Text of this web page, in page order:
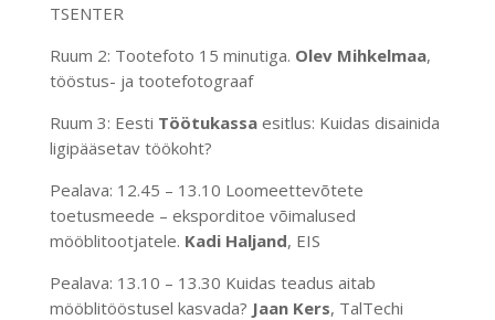
TSENTER
Ruum 2: Tootefoto 15 minutiga. Olev Mihkelmaa,
tööstus- ja tootefotograaf
Ruum 3: Eesti Töötukassaesitlus: Kuidas disainida
ligipääsetav töökoht?
Pealava: 12.45 – 13.10 Loomeettevõtete
toetusmeede – eksporditoe võimalused
mööblitootjatele. Kadi Haljand, EIS
Pealava: 13.10 – 13.30 Kuidas teadus aitab
mööblitööstusel kasvada? Jaan Kers, TalTechi